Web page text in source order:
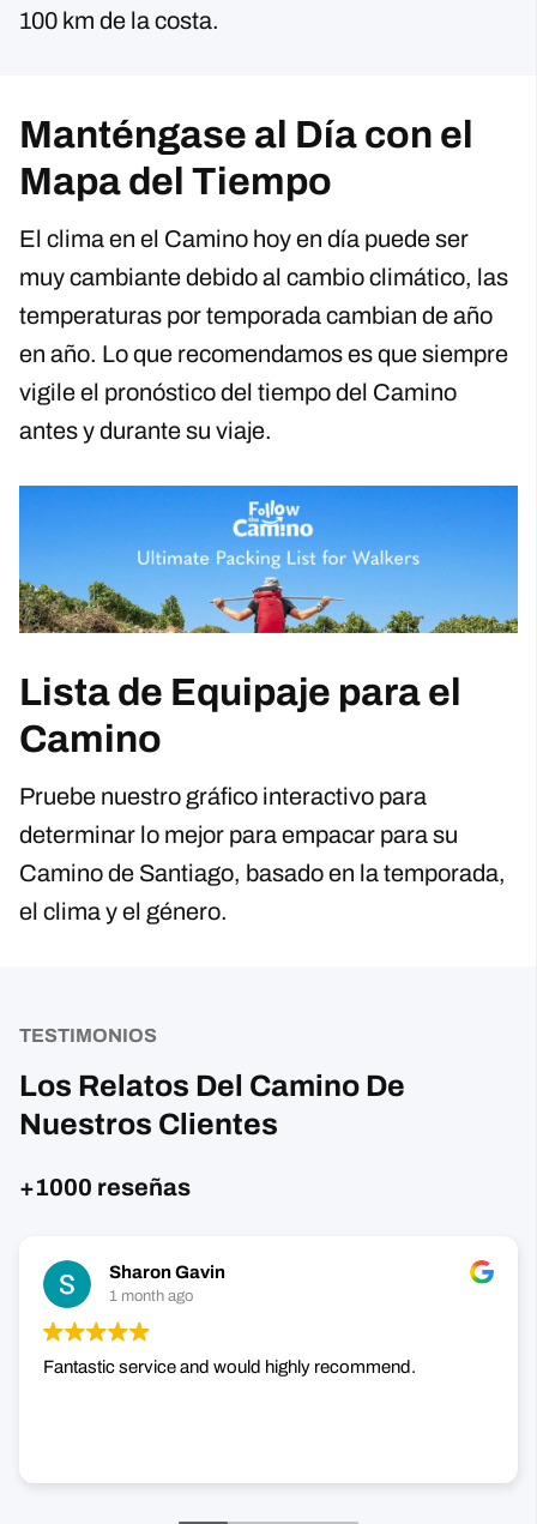
100 km de la costa.
Manténgase al Día con el
Mapa del Tiempo
El clima en el Camino hoy en día puede ser
muy cambiante debido al cambio climático, las
temperaturas por temporada cambian de año
en año. Lo que recomendamos es que siempre
vigile el pronóstico del tiempo del Camino
antes y durante su viaje.
Lista de Equipaje para el
Camino
Pruebe nuestro gráfico interactivo para
determinar lo mejor para empacar para su
Camino de Santiago, basado en la temporada,
el clima y el género.
TESTIMONIOS
Los Relatos Del Camino De
Nuestros Clientes
+1000 reseñas
Sharon Gavin
1 month ago
Fantastic service and would highly recommend.